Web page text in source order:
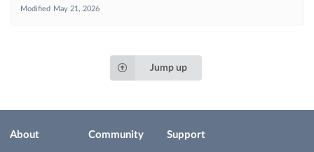
Modified
May 21, 2026
Jump up
About Community Support